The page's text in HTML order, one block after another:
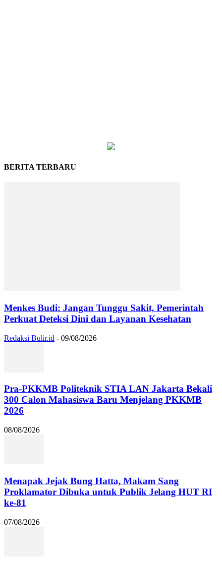
BERITA TERBARU
Menkes Budi: Jangan Tunggu Sakit, Pemerintah
Perkuat Deteksi Dini dan Layanan Kesehatan
Redaksi Bulir.id - 09/08/2026
Pra-PKKMB Politeknik STIA LAN Jakarta Bekali
300 Calon Mahasiswa Baru Menjelang PKKMB
2026
08/08/2026
Menapak Jejak Bung Hatta, Makam Sang
Proklamator Dibuka untuk Publik Jelang HUT RI
ke-81
07/08/2026